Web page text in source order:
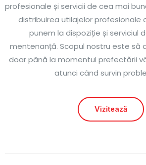
profesionale și servicii de cea mai
distribuirea utilajelor profesionale
punem la dispoziție și serviciul
mentenanță. Scopul nostru este să
doar până la momentul prefectării
atunci când survin
Vizitează